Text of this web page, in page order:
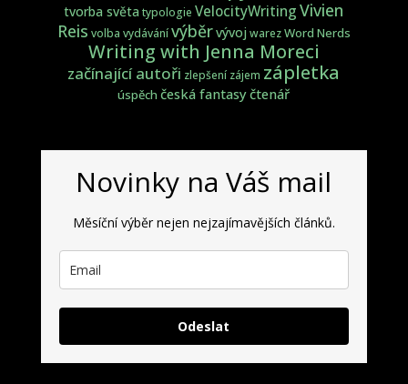
tvorba světa typologie VelocityWriting Vivien
Reis volba vydávánívýběrvývoj warezWord Nerds
Writing with Jenna Moreci
začínající autoři zlepšení zájem zápletka
úspěch česká fantasyčtenář
Novinky na Váš mail
Měsíční výběr nejen nejzajímavějších článků.
Odeslat